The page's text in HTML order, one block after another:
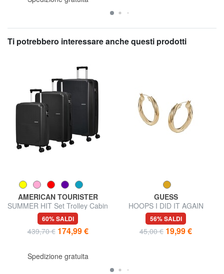
Ti potrebbero interessare anche questi prodotti
AMERICAN TOURISTER
SUMMER HIT Set Trolley Cabin
+ Medio + Grande
60% SALDI
439,70 € 174,99 €
Spedizione gratuita
GUESS
HOOPS I DID IT AGAIN
Orecchini torchon
56% SALDI
45,00 € 19,99 €